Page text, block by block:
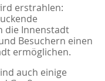
erstrahlen:
die Innenstadt
Besuchern einen
ermöglichen.
auch einige